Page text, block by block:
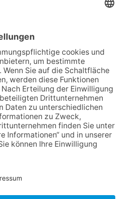
der Stadt
zum Start ins
auf der Burg“ lässt
beben
das ist wie
– Lions-Präsident
Rohrmann setzt auf
und Bewährtes
OBEN